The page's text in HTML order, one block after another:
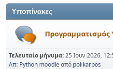
Υποπίνακες
Τελευταίο μήνυμα:25 Ιουν 2026,
Απ: Python moodleαπό polikarpos